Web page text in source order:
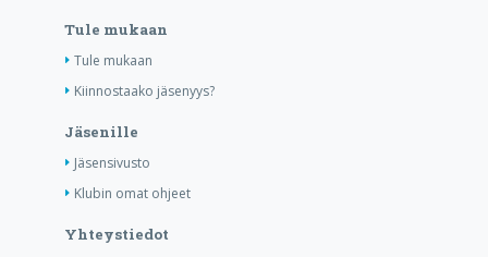
Tule mukaan
Tule mukaan
Kiinnostaako jäsenyys?
Jäsenille
Jäsensivusto
Klubin omat ohjeet
Yhteystiedot